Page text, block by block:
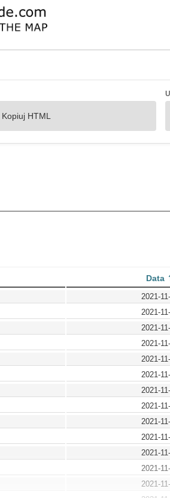
Kopiuj HTML
Data
2021-
2021-
2021-
2021-
2021-
2021-
2021-
2021-
2021-
2021-
2021-
2021-
2021-